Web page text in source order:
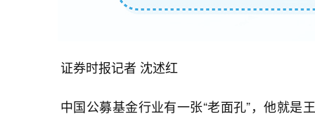
证券时报记者 沈述红
中国公募基金行业有一张“老面孔”，他就